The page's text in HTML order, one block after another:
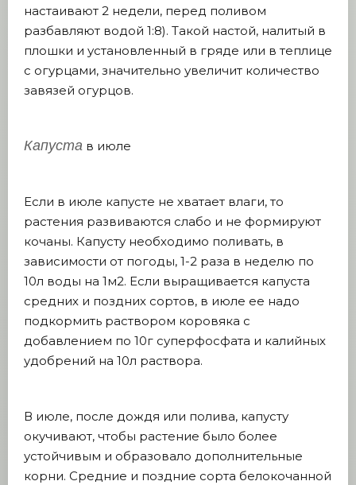
настаивают 2 недели, перед поливом
разбавляют водой 1:8). Такой настой, налитый в
плошки и установленный в гряде или в теплице
с огурцами, значительно увеличит количество
завязей огурцов.
Капуста в июле
Если в июле капусте не хватает влаги, то
растения развиваются слабо и не формируют
кочаны. Капусту необходимо поливать, в
зависимости от погоды, 1-2 раза в неделю по
10л воды на 1м2. Если выращивается капуста
средних и поздних сортов, в июле ее надо
подкормить раствором коровяка с
добавлением по 10г суперфосфата и калийных
удобрений на 10л раствора.
В июле, после дождя или полива, капусту
окучивают, чтобы растение было более
устойчивым и образовало дополнительные
корни. Средние и поздние сорта белокочанной